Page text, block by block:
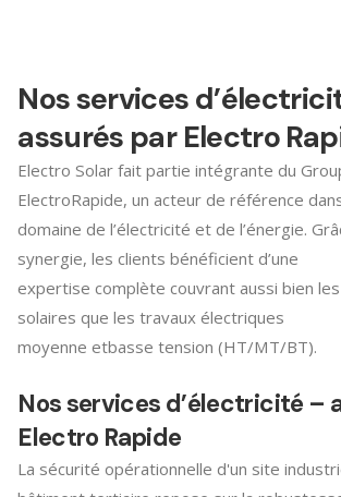
Nos services
assurés par Electro
Electro Solar fait partie intégrante du
ElectroRapide, un acteur de référence
domaine de l’électricité et de l’énergie.
synergie, les clients bénéficient d’une
expertise complète couvrant aussi bien
solaires que les travaux électriques
moyenne etbasse tension (HT/MT/BT).
Nos services d’électricité –
Electro Rapide
La sécurité opérationnelle d'un site